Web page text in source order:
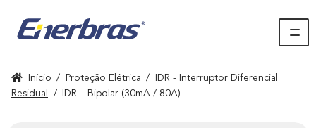
Início / Proteção Elétrica /
IDR - Interruptor Diferencial
Residual
/ IDR – Bipolar (30mA / 80A)